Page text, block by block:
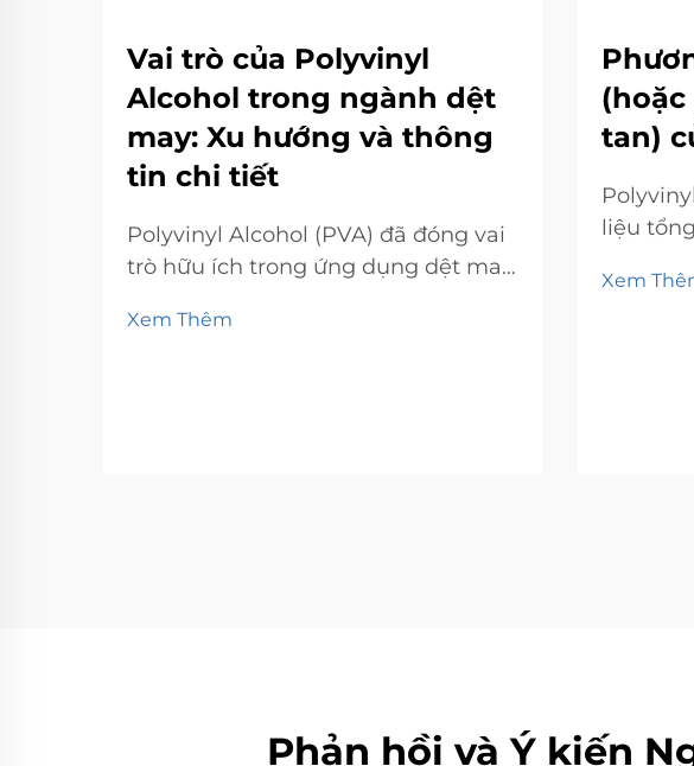
Vai trò của Polyvinyl
Alcohol trong ngành dệt
may: Xu hướng và thông
tin chi tiết
Polyvinyl Alcohol (PVA) đã đóng vai
trò hữu ích trong ứng dụng dệt may.
trung vào PVA và nhiều ứng dụng
Xem Thêm
tan)
liệu
nghiệp
Xem
Phản hồi và Ý kiến